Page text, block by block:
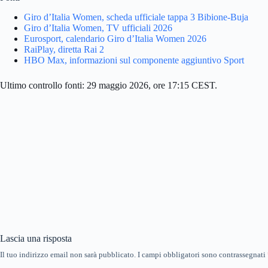
Giro d’Italia Women, scheda ufficiale tappa 3 Bibione-Buja
Giro d’Italia Women, TV ufficiali 2026
Eurosport, calendario Giro d’Italia Women 2026
RaiPlay, diretta Rai 2
HBO Max, informazioni sul componente aggiuntivo Sport
Ultimo controllo fonti: 29 maggio 2026, ore 17:15 CEST.
Lascia una risposta
Il tuo indirizzo email non sarà pubblicato. I campi obbligatori sono contrassegnati